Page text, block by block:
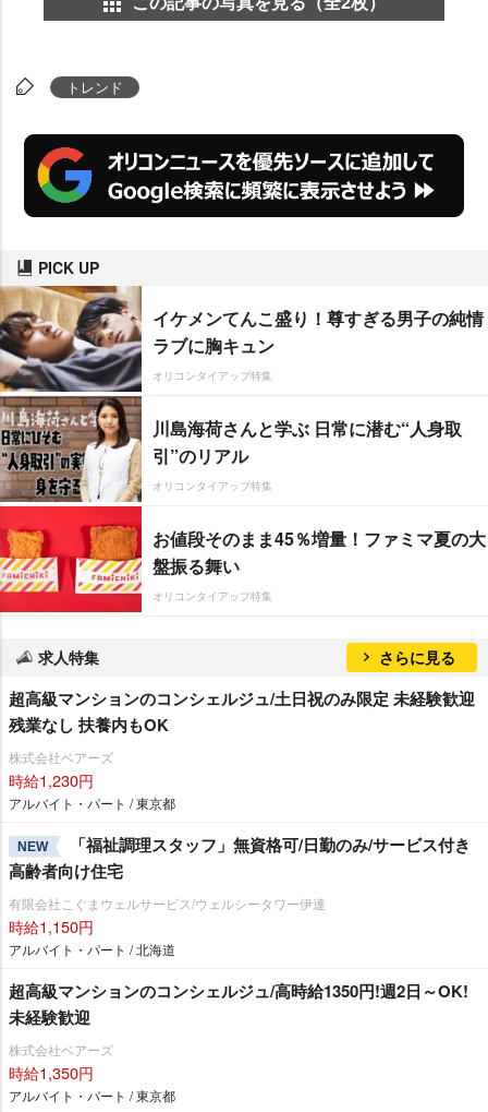
トレンド
PICK UP
イケメンてんこ盛り！尊すぎる男子の純情
ラブに胸キュン
オリコンタイアップ特集
川島海荷さんと学ぶ 日常に潜む“人身取
引”のリアル
オリコンタイアップ特集
お値段そのまま45％増量！ファミマ夏の大
盤振る舞い
オリコンタイアップ特集
求人特集 さらに見る
超高級マンションのコンシェルジュ/土日祝のみ限定 未経験歓迎
残業なし 扶養内もOK
株式会社ベアーズ
時給1,230円
アルバイト・パート / 東京都
NEW
「福祉調理スタッフ」無資格可/日勤のみ/サービス付き
高齢者向け住宅
有限会社こぐまウェルサービス/ウェルシータワー伊達
時給1,150円
アルバイト・パート / 北海道
超高級マンションのコンシェルジュ/高時給1350円!週2日～OK!
未経験歓迎
株式会社ベアーズ
時給1,350円
アルバイト・パート / 東京都